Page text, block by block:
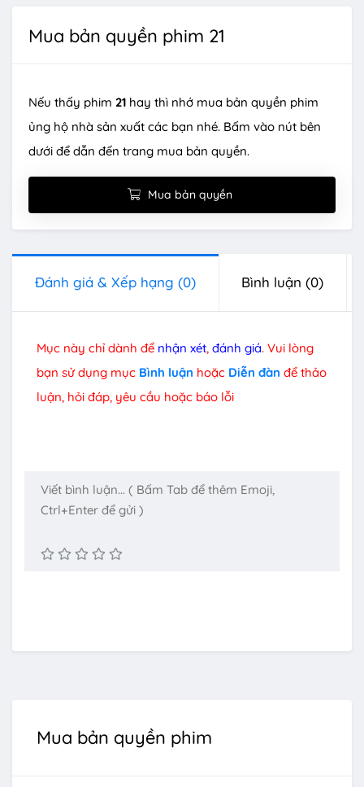
Mua bản quyền phim 21
Nếu thấy phim 21 hay thì nhớ mua bản quyền phim
ủng hộ nhà sản xuất các bạn nhé. Bấm vào nút bên
dưới để dẫn đến trang mua bản quyền.
Mua bản quyền
Đánh giá & Xếp hạng (0) Bình luận (0)
Mục này chỉ dành để nhận xét, đánh giá. Vui lòng
bạn sử dụng mục Bình luận hoặc Diễn đàn để thảo
luận, hỏi đáp, yêu cầu hoặc báo lỗi
Mua bản quyền phim